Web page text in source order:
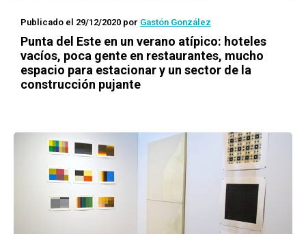
Publicado el 29/12/2020 por Gastón González
Punta del Este en un verano atípico: hoteles
vacíos, poca gente en restaurantes, mucho
espacio para estacionar y un sector de la
construcción pujante